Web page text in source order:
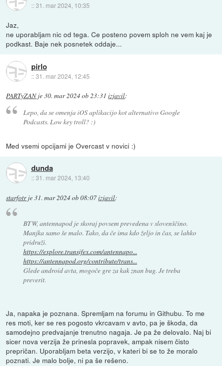
::31. mar 2024, 10:35
Jaz,
ne uporabljam nic od tega. Ce posteno povem sploh ne vem kaj je
podkast. Baje nek posnetek oddaje...
pirlo
::31. mar 2024, 12:45
PARTyZANje30. mar 2024 ob 23:31 izjavil:
Lepo, da se omenja iOS aplikacijo kot alternativo Google
Podcasts. Low key troll? :)
Med vsemi opcijami je Overcast v novici :)
dunda
::31. mar 2024, 13:40
starfotrje31. mar 2024 ob 08:07izjavil:
BTW, antennapod je skoraj povsem prevedena v slovenščino.
Manjka samo še malo. Tako, da če ima kdo željo in čas, se lahko
pridruži.
https://explore.transifex.com/antennapo...
https://antennapod.org/contribute/trans...
Glede android avta, mogoče gre za kak znan bug. Je treba
preverit.
Ja, napaka je poznana. Spremljam na forumu in Githubu. To me
res moti, ker se res pogosto vkrcavam v avto, pa je škoda, da
samodejno predvajanje trenutno nagaja. Je pa že delovalo. Naj bi
sicer nova verzija že prinesla popravek, ampak nisem čisto
prepričan. Uporabljam beta verzijo, v kateri bi se to že moralo
poznati. Je malo bolje, ni pa še rešeno.